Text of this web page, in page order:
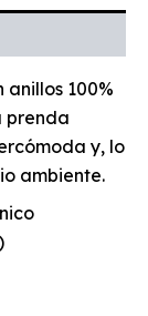
100%
prenda
y, lo
ambiente.